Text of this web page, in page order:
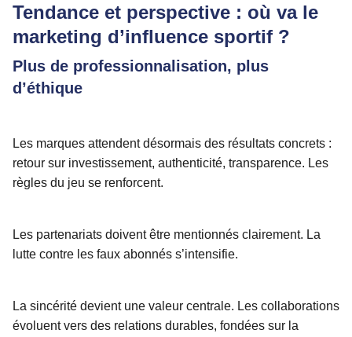
Tendance et perspective : où va le
marketing d’influence sportif ?
Plus de professionnalisation, plus
d’éthique
Les marques attendent désormais des résultats concrets :
retour sur investissement, authenticité, transparence. Les
règles du jeu se renforcent.
Les partenariats doivent être mentionnés clairement. La
lutte contre les faux abonnés s’intensifie.
La sincérité devient une valeur centrale. Les collaborations
évoluent vers des relations durables, fondées sur la